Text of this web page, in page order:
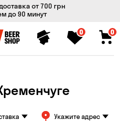
от 700 грн
до 90 минут
0 0
Укажите адрес